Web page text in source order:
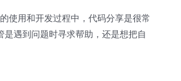
使用和开发过程中，代码分享是很常
是遇到问题时寻求帮助，还是想把自